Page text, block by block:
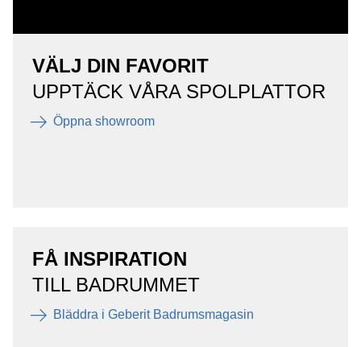
VÄLJ DIN FAVORIT
UPPTÄCK VÅRA SPOLPLATTOR
Öppna showroom
FÅ INSPIRATION
TILL BADRUMMET
Bläddra i Geberit Badrumsmagasin